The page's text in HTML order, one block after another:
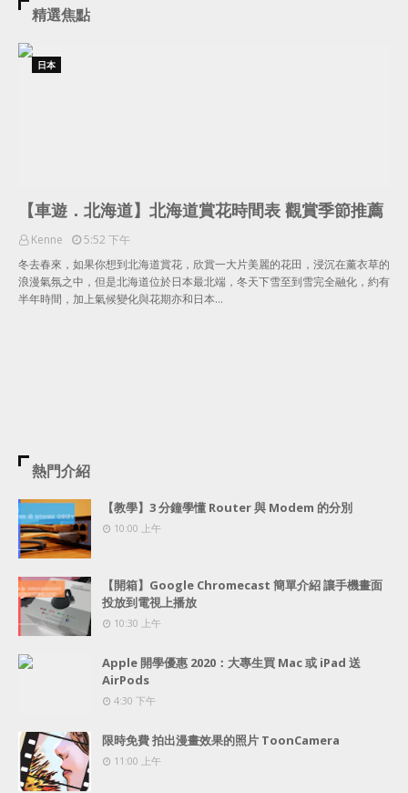
精選焦點
日本
【車遊．北海道】北海道賞花時間表 觀賞季節推薦
Kenne
5:52 下午
冬去春來，如果你想到北海道賞花，欣賞一大片美麗的花田，浸沉在薰衣草的
浪漫氣氛之中，但是北海道位於日本最北端，冬天下雪至到雪完全融化，約有
半年時間，加上氣候變化與花期亦和日本…
熱門介紹
【教學】3 分鐘學懂 Router 與 Modem 的分別
10:00 上午
【開箱】Google Chromecast 簡單介紹 讓手機畫面
投放到電視上播放
10:30 上午
Apple 開學優惠 2020：大專生買 Mac 或 iPad 送
AirPods
4:30 下午
限時免費 拍出漫畫效果的照片 ToonCamera
11:00 上午